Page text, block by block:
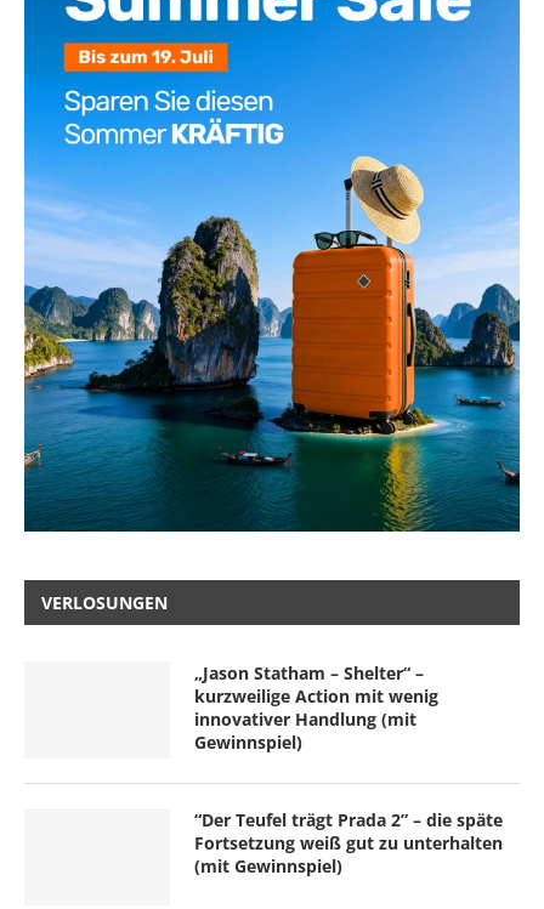
VERLOSUNGEN
„Jason Statham – Shelter“ –
kurzweilige Action mit wenig
innovativer Handlung (mit
Gewinnspiel)
“Der Teufel trägt Prada 2” – die späte
Fortsetzung weiß gut zu unterhalten
(mit Gewinnspiel)